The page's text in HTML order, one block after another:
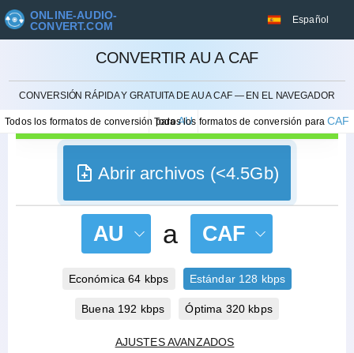
ONLINE-AUDIO-
CONVERT.COM
Español
CONVERTIR AU A CAF
CONVERSIÓN RÁPIDA Y GRATUITA DE AU A CAF — EN EL NAVEGADOR
Todos los formatos de conversión paraAU
Todos los formatos de conversión paraCAF
CANCELAR
Abrir archivos (<4.5Gb)
AU a CAF
Económica 64 kbps Estándar 128 kbps
Buena 192 kbps Óptima 320 kbps
AJUSTES AVANZADOS